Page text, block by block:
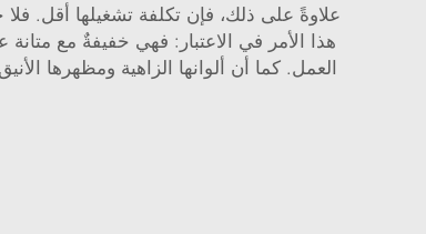
هذا الأمر في الاعتبار: فهي خفيفةٌ مع
العمل. كما أن ألوانها الزاهية ومظهرها